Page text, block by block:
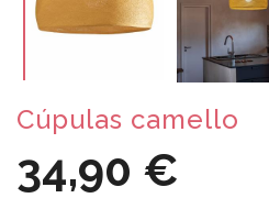
Cúpulas camello
34,90 €